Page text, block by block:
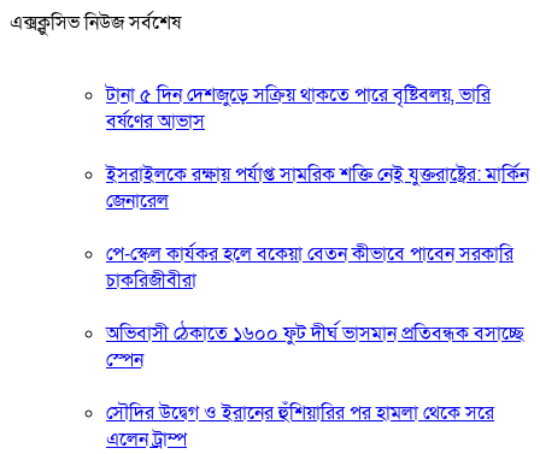
এক্সক্লুসিভ নিউজ সর্বশেষ
টানা ৫ দিন দেশজুড়ে সক্রিয় থাকতে পারে বৃষ্টিবলয়, ভারি
বর্ষণের আভাস
ইসরাইলকে রক্ষায় পর্যাপ্ত সামরিক শক্তি নেই যুক্তরাষ্ট্রের: মার্কিন
জেনারেল
পে-স্কেল কার্যকর হলে বকেয়া বেতন কীভাবে পাবেন সরকারি
চাকরিজীবীরা
অভিবাসী ঠেকাতে ১৬০০ ফুট দীর্ঘ ভাসমান প্রতিবন্ধক বসাচ্ছে
স্পেন
সৌদির উদ্বেগ ও ইরানের হুঁশিয়ারির পর হামলা থেকে সরে
এলেন ট্রাম্প